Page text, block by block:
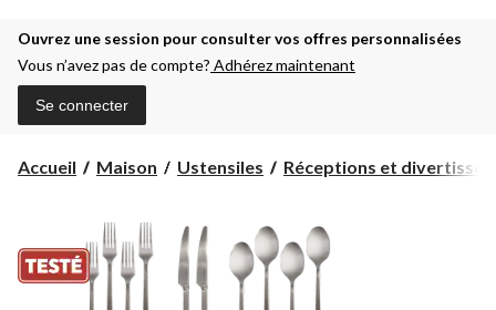
Ouvrez une session pour consulter vos offres personnalisées
Vous n’avez pas de compte? Adhérez maintenant
Se connecter
Accueil Maison Ustensiles Réceptions et